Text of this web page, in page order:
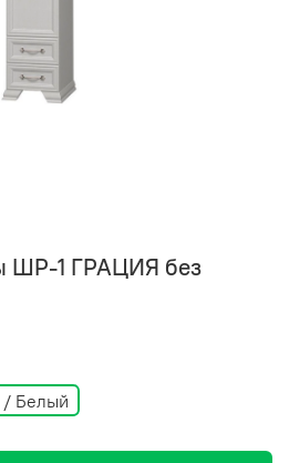
ШР-1 ГРАЦИЯ без
/ Белый